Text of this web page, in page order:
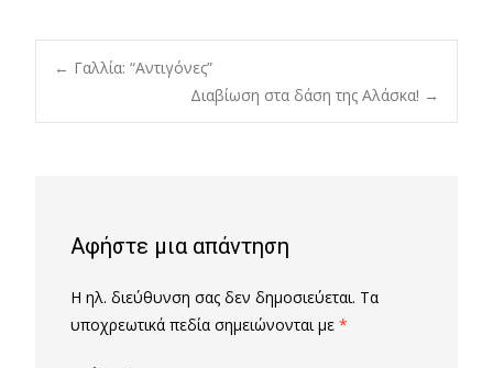
Post
← Γαλλία: “Αντιγόνες”
Διαβίωση στα δάση της Αλάσκα! →
Αφήστε μια απάντηση
Η ηλ. διεύθυνση σας δεν δημοσιεύεται. Τα
υποχρεωτικά πεδία σημειώνονται με *